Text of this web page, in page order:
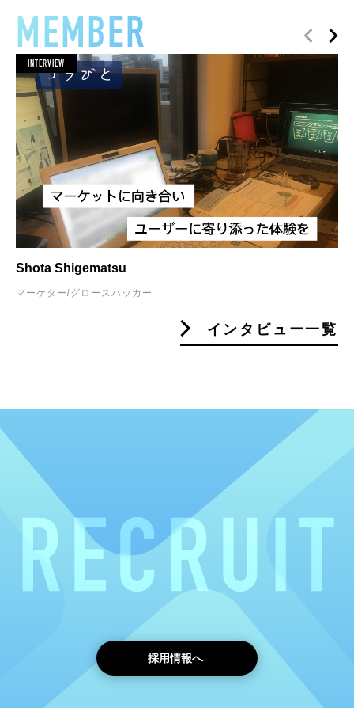
MEMBER
Shota Shigematsu
マーケター/グロースハッカー
INTERVIEW
インタビュー一覧
採用情報へ